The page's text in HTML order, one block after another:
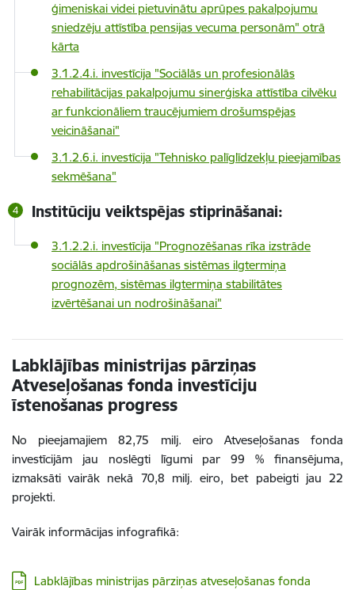
ģimeniskai videi pietuvinātu aprūpes pakalpojumu
sniedzēju attīstība pensijas vecuma personām" otrā
kārta
3.1.2.4.i. investīcija "Sociālās un profesionālās
rehabilitācijas pakalpojumu sinerģiska attīstība cilvēku
ar funkcionāliem traucējumiem drošumspējas
veicināšanai"
3.1.2.6.i. investīcija "Tehnisko palīglīdzekļu pieejamības
sekmēšana"
Institūciju veiktspējas stiprināšanai:
3.1.2.2.i. investīcija "Prognozēšanas rīka izstrāde
sociālās apdrošināšanas sistēmas ilgtermiņa
prognozēm, sistēmas ilgtermiņa stabilitātes
izvērtēšanai un nodrošināšanai"
Labklājības ministrijas pārziņas
Atveseļošanas fonda investīciju
īstenošanas progress
No pieejamajiem 82,75 milj. eiro Atveseļošanas fonda
investīcijām jau noslēgti līgumi par 99 % finansējuma,
izmaksāti vairāk nekā 70,8 milj. eiro, bet pabeigti jau 22
projekti.
Vairāk informācijas infografikā:
Lejupielādēt:
Labklājības ministrijas pārziņas atveseļošanas fonda